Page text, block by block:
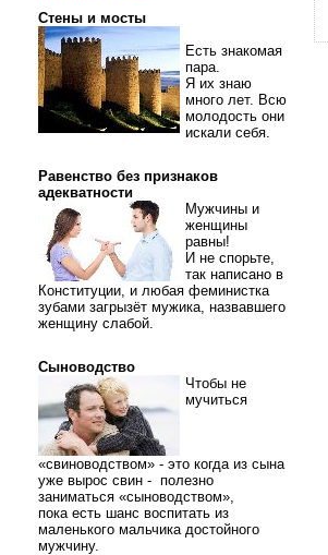
Стены и мосты
Есть знакомая
пара.
Я их знаю
много лет. Всю
молодость они
искали себя.
Равенство без признаков
адекватности
Мужчины и
женщины
равны!
И не спорьте,
так написано в
Конституции, и любая феминистка
зубами загрызёт мужика, назвавшего
женщину слабой.
Сыноводство
Чтобы не
мучиться
«свиноводством» - это когда из сына
уже вырос свин - полезно
заниматься «сыноводством»,
пока есть шанс воспитать из
маленького мальчика достойного
мужчину.